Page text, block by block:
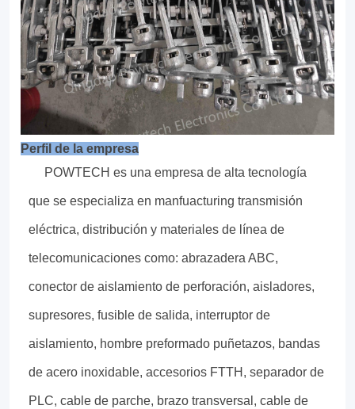
Perfil de la empresa
POWTECH es una empresa de alta tecnología
que se especializa en manfuacturing transmisión
eléctrica, distribución y materiales de línea de
telecomunicaciones como: abrazadera ABC,
conector de aislamiento de perforación, aisladores,
supresores, fusible de salida, interruptor de
aislamiento, hombre preformado puñetazos, bandas
de acero inoxidable, accesorios FTTH, separador de
PLC, cable de parche, brazo transversal, cable de